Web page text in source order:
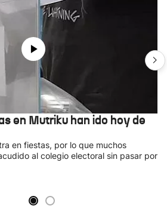
en Mutriku han ido hoy de
en fiestas, por lo que muchos
al colegio electoral sin pasar por